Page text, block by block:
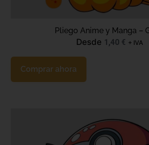
Pliego Anime y Manga –
Desde 1,40 € + IVA
Comprar ahora